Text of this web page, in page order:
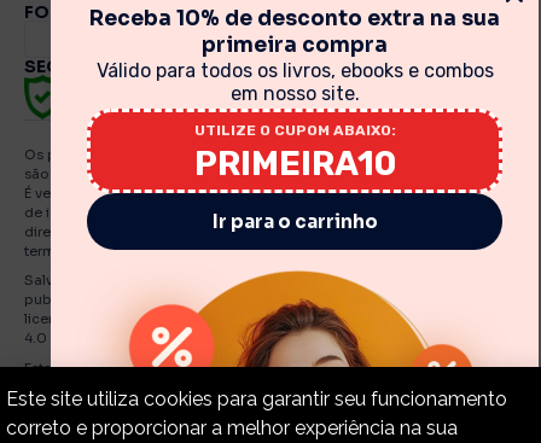
FORMAS DE PAGAMENTO
SEGURANÇA
Os preços, promoções, condições de pagamento, frete e produtos
são válidos exclusivamente para compras realizadas via internet.
É vedada qualquer reprodução, total ou parcial, de qualquer elemento
de identidade, sem expressa autorização. A violação de qualquer
direito mencionado implicará na responsabilização cível e criminal nos
termos da Lei. Fotos meramente ilustrativas.
Salvo indicações em contrário, os e Books e artigos traduzidos e
publicados por O Estandarte de Cristo estão licenciadas de uma
licença Creative Commons Attribution-NonCommercial-No Derivatives
4.0 International Public.
Estandarte de Cristo – CNPJ: 30.919.321./0001-55
Receba 10% de desconto extra na sua
primeira compra
Válido para todos os livros, ebooks e combos
em nosso site.
UTILIZE O CUPOM ABAIXO:
PRIMEIRA10
Ir para o carrinho
Este site utiliza cookies para garantir seu funcionamento
correto e proporcionar a melhor experiência na sua